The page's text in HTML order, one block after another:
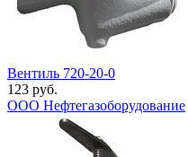
Вентиль 720-20-0
123 руб.
ООО Нефтегазоборудование